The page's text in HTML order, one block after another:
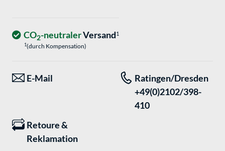
CO2-neutralerVersand1
1(durch Kompensation)
E-Mail
Ratingen/Dresden
+49(0)2102/398-
410
Retoure &
Reklamation